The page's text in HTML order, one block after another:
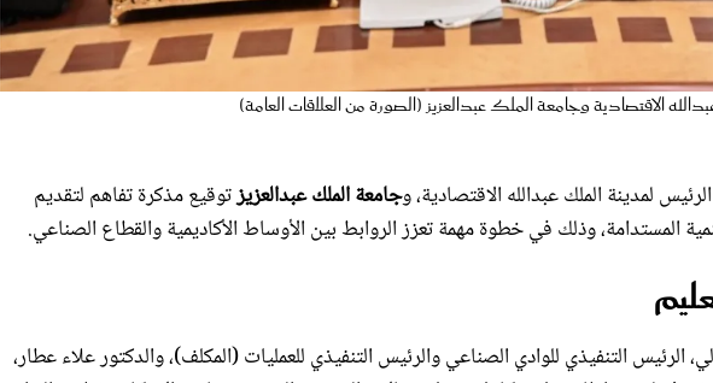
الاقتصادية وجامعة الملك عبدالعزيز (الصورة من العلاقات العامة)
لمدينة الملك عبدالله الاقتصادية، وجامعة الملك عبدالعزيز توقيع مذكرة تفاهم لتقديم
المستدامة، وذلك في خطوة مهمة تعزز الروابط بين الأوساط الأكاديمية والقطاع الصناعي.
الرئيس التنفيذي للوادي الصناعي والرئيس التنفيذي للعمليات (المكلف)، والدكتور علاء عطار،